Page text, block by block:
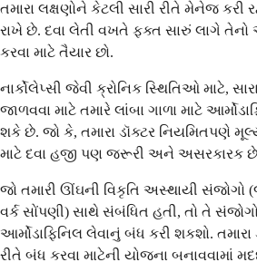
તમારા લક્ષણોને કેટલી સારી રીતે મેનેજ કરી
રાખે છે. દવા લેતી વખતે ફક્ત સારું લાગે
કરવા માટે તૈયાર છો.
નાર્કોલેપ્સી જેવી ક્રોનિક સ્થિતિઓ માટે,
જાળવવા માટે તમારે લાંબા ગાળા માટે
શકે છે. જો કે, તમારા ડૉક્ટર નિયમિતપણે
માટે દવા હજી પણ જરૂરી અને અસરકારક
જો તમારી ઊંઘની વિકૃતિ અસ્થાયી સંજોગો
વર્ક સોંપણી) સાથે સંબંધિત હતી, તો તે
આર્મોડાફિનિલ લેવાનું બંધ કરી શકશો. તમારા
રીતે બંધ કરવા માટેની યોજના બનાવવામાં